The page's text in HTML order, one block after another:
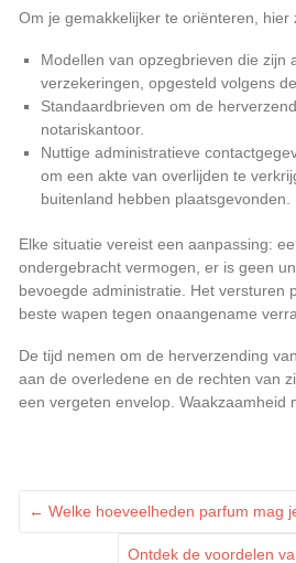
Om je gemakkelijker te oriënteren, hier
Modellen van opzegbrieven die zijn
verzekeringen, opgesteld volgens
Standaardbrieven om de
notariskantoor.
Nuttige administratieve
om een akte van overlijden te
buitenland hebben plaatsgevonden.
Elke situatie vereist een aanpassing:
ondergebracht vermogen, er is geen
bevoegde administratie. Het versturen
beste wapen tegen onaangename
De tijd nemen om de herverzending
aan de overledene en de rechten van
een vergeten envelop. Waakzaamheid
← Welke hoeveelheden parfum mag
Ontdek de voordelen